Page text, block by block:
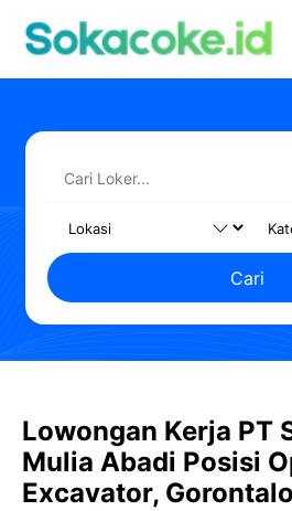
Cari
Lowongan Kerja PT
Mulia Abadi Posisi
Excavator, Gorontalo